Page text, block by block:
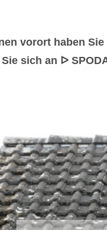
vorort haben
sich an ᐅ